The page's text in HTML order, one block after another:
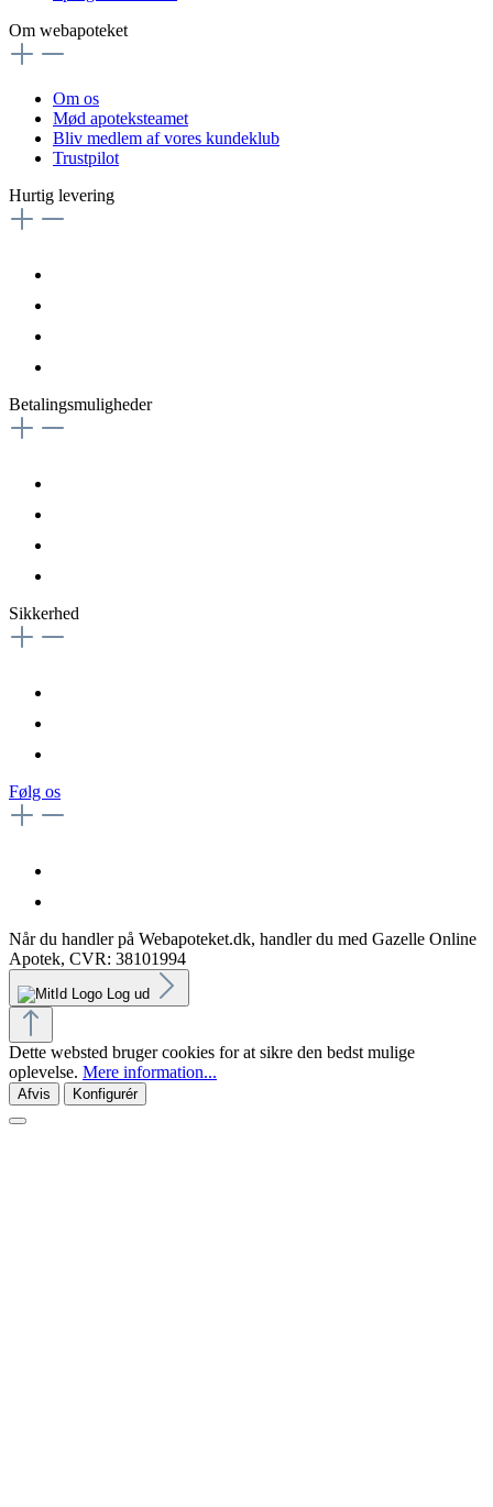
Om webapoteket
Om os
Mød apoteksteamet
Bliv medlem af vores kundeklub
Trustpilot
Hurtig levering
Betalingsmuligheder
Sikkerhed
Følg os
Når du handler på Webapoteket.dk, handler du med Gazelle Online
Apotek, CVR: 38101994
Log ud
Dette websted bruger cookies for at sikre den bedst mulige
oplevelse. Mere information...
Afvis Konfigurér